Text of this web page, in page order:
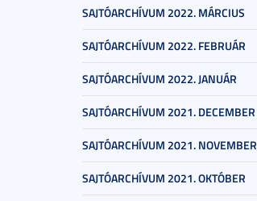
SAJTÓARCHÍVUM 2022. MÁRCIUS
SAJTÓARCHÍVUM 2022. FEBRUÁR
SAJTÓARCHÍVUM 2022. JANUÁR
SAJTÓARCHÍVUM 2021. DECEMBER
SAJTÓARCHÍVUM 2021. NOVEMBER
SAJTÓARCHÍVUM 2021. OKTÓBER